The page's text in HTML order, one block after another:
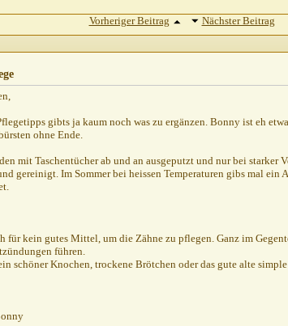
Vorheriger Beitrag Nächster Beitrag
gibts ja kaum noch was zu ergänzen. Bonny ist eh
ohne Ende.
mit Taschentücher ab und an ausgeputzt und nur bei
gereinigt. Im Sommer bei heissen Temperaturen gibs mal ein
für kein gutes Mittel, um die Zähne zu pflegen. Ganz im
führen.
schöner Knochen, trockene Brötchen oder das gute alte